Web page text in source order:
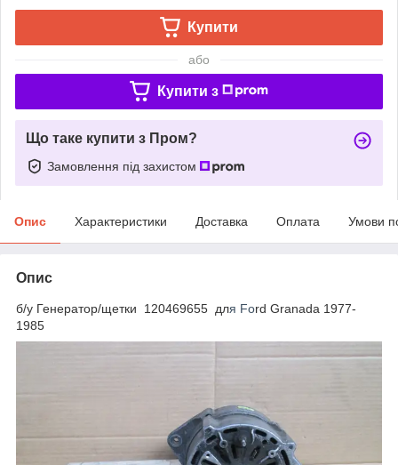
Купити
або
Купити з
Що таке купити з Пром?
Замовлення під захистом
Опис Характеристики Доставка Оплата Умови
Опис
б/у Генератор/щетки 120469655 для Ford Granada 1977-
1985